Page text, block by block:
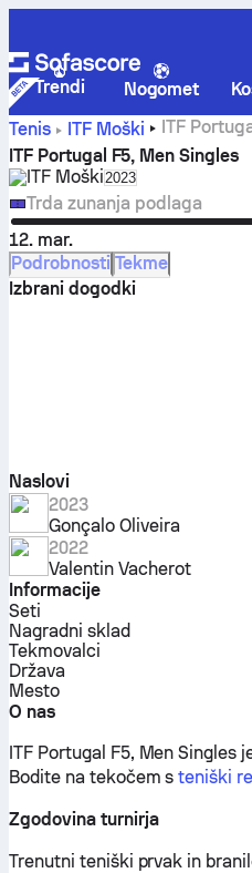
Trendi Nogomet
Tenis
ITF Moški
ITF
živo, rezultati in tekme
ITF Portugal F5, Men Singles
ITF MoškiSelect season in
2023
Trda zunanja podlaga
12. mar.
Podrobnosti Tekme
Izbrani dogodki
Naslovi
2023
Gonçalo Oliveira
2022
Valentin Vacherot
Informacije
Seti
Nagradni sklad
Tekmovalci
Država
Mesto
O nas
ITF Portugal F5, Men Singles
Bodite na tekočem steniški
Zgodovina turnirja
Trenutni teniški prvak in